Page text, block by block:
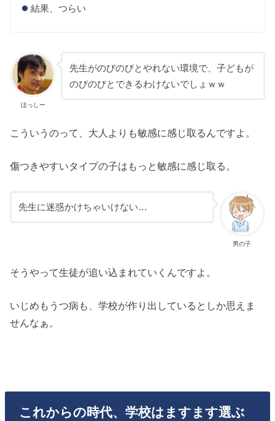
結果、つらい
ほっしー
先生がのびのびとやれない環境で、子どもが
のびのびとできるわけないでしょｗｗ
こういうのって、大人よりも敏感に感じ取るんですよ。
傷つきやすいタイプの子はもっと敏感に感じ取る。
男の子
先生に迷惑かけちゃいけない…
そうやって生徒が追い込まれていくんですよ。
いじめもうつ病も、学校が作り出しているとしか思えま
せんなぁ。
これからの時代、学校はますます選ぶ